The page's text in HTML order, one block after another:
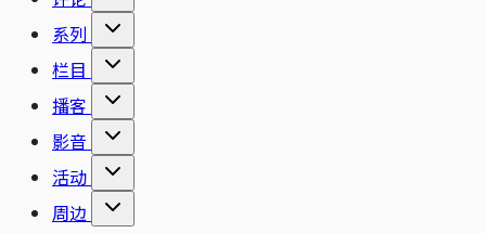
系列
栏目
播客
影音
活动
周边